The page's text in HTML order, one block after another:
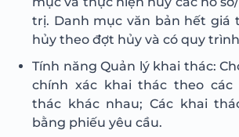
trị. Danh mục văn bản hết giá
hủy theo đợt hủy và có quy
Tính năng Quản lý khai thác:
chính xác khai thác theo
thác khác nhau; Các khai
bằng phiếu yêu cầu.